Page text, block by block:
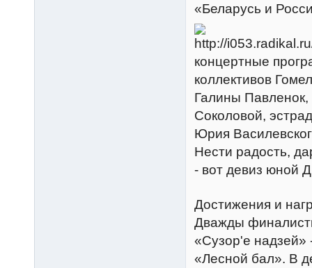
«Беларусь и
концертные
коллективов
Галины
Соколовой,
Юрия
Нести радость,
- вот девиз юной
Достижения и
Дважды
«Сузор'е надзей»
«Лесной бал». В